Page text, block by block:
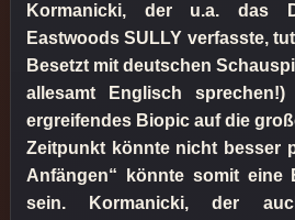
Kormanicki, der u.a. das
Eastwoods SULLY verfasste,
Besetzt mit deutschen
allesamt Englisch
ergreifendes Biopic auf die
Zeitpunkt könnte nicht besser
Anfängen“ könnte somit eine
sein. Kormanicki, der